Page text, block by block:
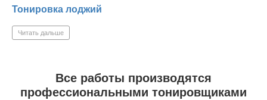
Тонировка лоджий
Читать дальше
Все работы производятся
профессиональными тонировщиками